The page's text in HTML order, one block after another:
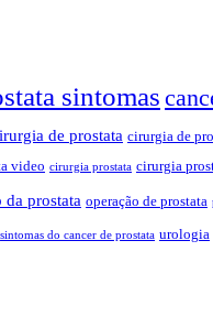
sintomas
de prostata cirurgia de
video cirurgia prostata cirurgia
da prostata operação de prostata
sintomas do cancer de prostata urologia